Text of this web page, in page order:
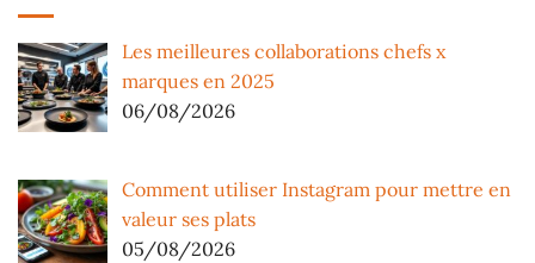
Les meilleures collaborations chefs x
marques en 2025
06/08/2026
Comment utiliser Instagram pour mettre en
valeur ses plats
05/08/2026